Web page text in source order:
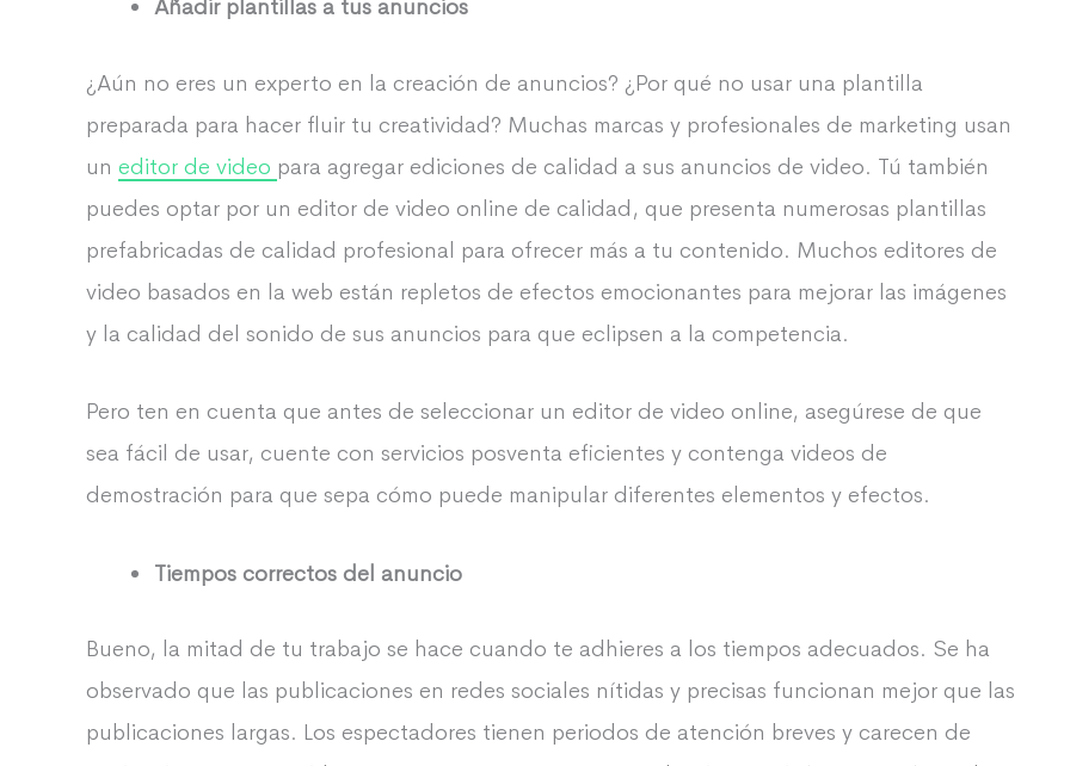
Añadir plantillas a tus anuncios
¿Aún no eres un experto en la creación de anuncios? ¿Por qué no usar una plantilla
preparada para hacer fluir tu creatividad? Muchas marcas y profesionales de marketing usan
un editor de video para agregar ediciones de calidad a sus anuncios de video. Tú también
puedes optar por un editor de video online de calidad, que presenta numerosas plantillas
prefabricadas de calidad profesional para ofrecer más a tu contenido. Muchos editores de
video basados ​​en la web están repletos de efectos emocionantes para mejorar las imágenes
y la calidad del sonido de sus anuncios para que eclipsen a la competencia.
Pero ten en cuenta que antes de seleccionar un editor de video online, asegúrese de que
sea fácil de usar, cuente con servicios posventa eficientes y contenga videos de
demostración para que sepa cómo puede manipular diferentes elementos y efectos.
Tiempos correctos del anuncio
Bueno, la mitad de tu trabajo se hace cuando te adhieres a los tiempos adecuados. Se ha
observado que las publicaciones en redes sociales nítidas y precisas funcionan mejor que las
publicaciones largas. Los espectadores tienen periodos de atención breves y carecen de